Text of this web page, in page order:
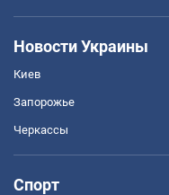
Новости Украины
Киев
Запорожье
Черкассы
Спорт